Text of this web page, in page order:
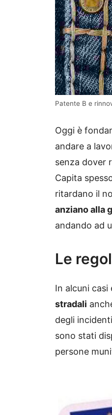
Patente B e
Oggi è
andare a
senza dover
Capita
ritardano il
anziano alla
andando ad
Le
In alcuni
stradali
degli
sono stati
persone